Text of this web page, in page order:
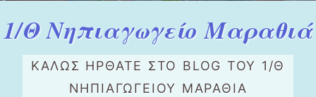
1/Θ Νηπιαγωγείο Μαραθιά
ΚΑΛΏΣ ΉΡΘΑΤΕ ΣΤΟ ΒLOG ΤΟΥ 1/Θ
ΝΗΠΙΑΓΩΓΕΙΟΥ ΜΑΡΑΘΙΑ